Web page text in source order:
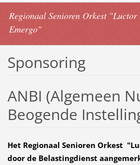
Regionaal Senioren Orkest "Luctor
Emergo"
Sponsoring
ANBI (Algemeen
Beogende
Het Regionaal Senioren Orkest
door de Belastingdienst